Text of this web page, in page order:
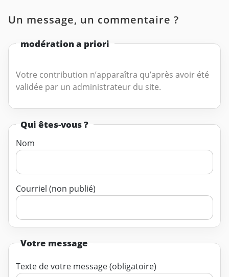
Un message, un commentaire ?
modération a priori
Votre contribution n’apparaîtra qu’après avoir été
validée par un administrateur du site.
Qui êtes-vous ?
Nom
Courriel (non publié)
Votre message
Texte de votre message (obligatoire)